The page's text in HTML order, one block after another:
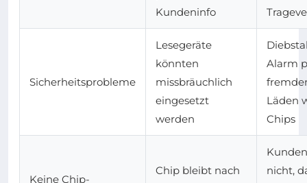
Kundeninfo
Sicherheitsprobleme
Lesegeräte
könnten
missbräuchlich
eingesetzt
werden
Alarm
Läden
Chips
Keine Chip-
Chip bleibt nach
nicht,